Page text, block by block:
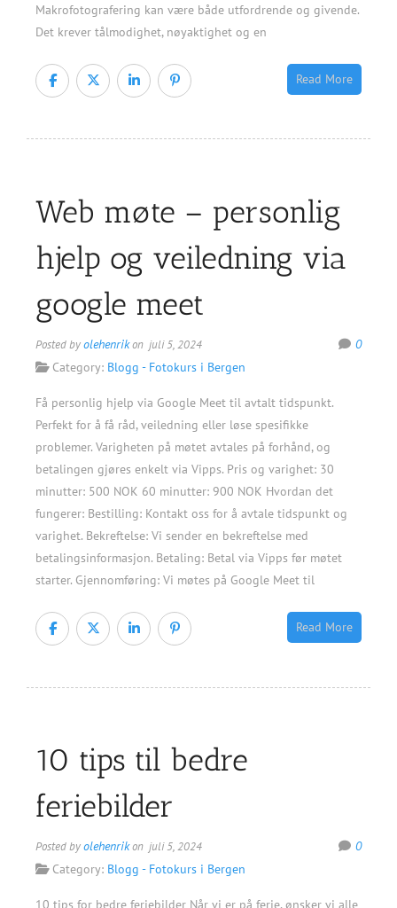
Makrofotografering kan være både utfordrende og givende.
Det krever tålmodighet, nøyaktighet og en
Read More
Web møte – personlig
hjelp og veiledning via
google meet
Posted byolehenrikon juli 5, 2024
0
Category: Blogg - Fotokurs i Bergen
Få personlig hjelp via Google Meet til avtalt tidspunkt.
Perfekt for å få råd, veiledning eller løse spesifikke
problemer. Varigheten på møtet avtales på forhånd, og
betalingen gjøres enkelt via Vipps. Pris og varighet: 30
minutter: 500 NOK 60 minutter: 900 NOK Hvordan det
fungerer: Bestilling: Kontakt oss for å avtale tidspunkt og
varighet. Bekreftelse: Vi sender en bekreftelse med
betalingsinformasjon. Betaling: Betal via Vipps før møtet
starter. Gjennomføring: Vi møtes på Google Meet til
Read More
10 tips til bedre
feriebilder
Posted byolehenrikon juli 5, 2024
0
Category: Blogg - Fotokurs i Bergen
10 tips for bedre feriebilder Når vi er på ferie, ønsker vi alle